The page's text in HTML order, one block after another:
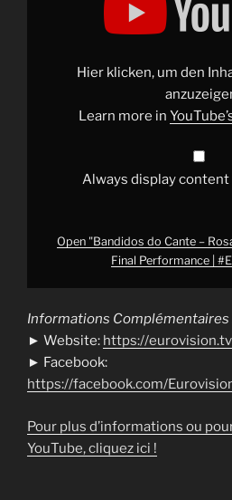
PortugalHier klicken, um den
Learn more in
Always display content
Open "Bandidos do Cante –
Final Performance |
Informations Complémentaires
► Website: https://eurovision.tv
► Facebook:
https://facebook.com/
Pour plus d’informations ou
YouTube, cliquez ici !